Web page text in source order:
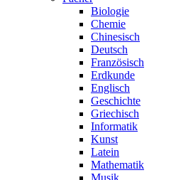
Biologie
Chemie
Chinesisch
Deutsch
Französisch
Erdkunde
Englisch
Geschichte
Griechisch
Informatik
Kunst
Latein
Mathematik
Musik